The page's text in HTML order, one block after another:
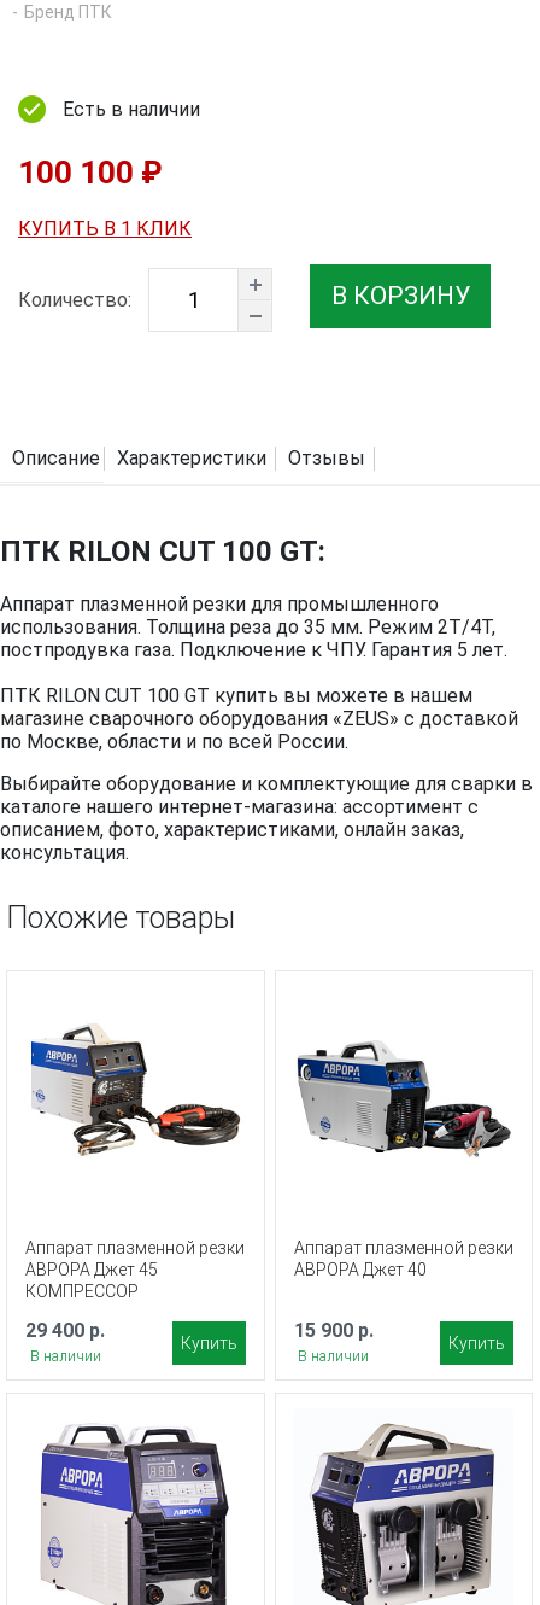
Бренд ПТК
Есть в наличии
100 100 ₽
КУПИТЬ В 1 КЛИК
Количество: В КОРЗИНУ
Описание Характеристики Отзывы
ПТК RILON CUT 100 GT:
Аппарат плазменной резки для промышленного
использования. Толщина реза до 35 мм. Режим 2Т/4Т,
постпродувка газа. Подключение к ЧПУ. Гарантия 5 лет.
ПТК RILON CUT 100 GT купить вы можете в нашем
магазине сварочного оборудования «ZEUS» с доставкой
по Москве, области и по всей России.
Выбирайте оборудование и комплектующие для сварки в
каталоге нашего интернет-магазина: ассортимент с
описанием, фото, характеристиками, онлайн заказ,
консультация.
Похожие товары
Аппарат плазменной резки
АВРОРА Джет 45
КОМПРЕССОР
29 400 р.
В наличии
Купить
Аппарат плазменной резки
АВРОРА Джет 40
15 900 р.
В наличии
Купить